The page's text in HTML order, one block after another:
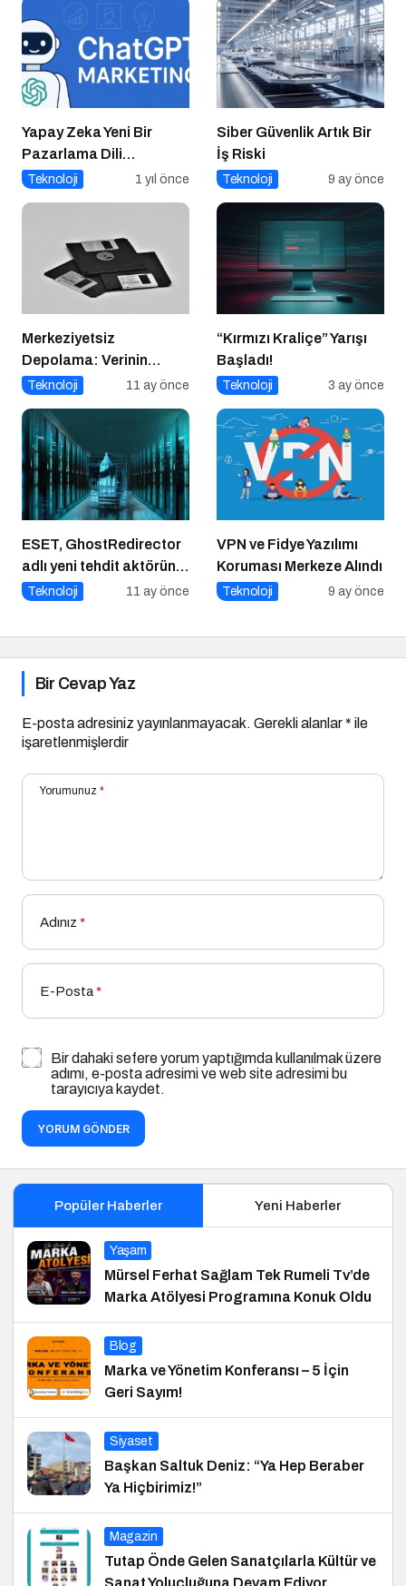
Yapay Zeka Yeni Bir
Pazarlama Dili
Konuşuyor:
Markalara Yönelik
Fırsatlar
Teknoloji 1 yıl önce
Siber Güvenlik Artık Bir
İş Riski
Teknoloji 9 ay önce
Merkeziyetsiz
Depolama: Verinin
Geleceği Web3 ile
Teknoloji 11 ay önce
“Kırmızı Kraliçe” Yarışı
Başladı!
Teknoloji 3 ay önce
ESET, GhostRedirector
adlı yeni tehdit aktörünü
keşfetti
Teknoloji 11 ay önce
VPN ve Fidye Yazılımı
Koruması Merkeze Alındı
Teknoloji 9 ay önce
Bir Cevap Yaz
E-posta adresiniz yayınlanmayacak. Gerekli alanlar* ile
işaretlenmişlerdir
Yorumunuz *
Adınız *
E-Posta*
Bir dahaki sefere yorum yaptığımda kullanılmak üzere
adımı, e-posta adresimi ve web site adresimi bu
tarayıcıya kaydet.
YORUM GÖNDER
Popüler Haberler Yeni Haberler
Yaşam
Mürsel Ferhat Sağlam Tek Rumeli Tv’de
Marka Atölyesi Programına Konuk Oldu
Blog
Marka ve Yönetim Konferansı – 5 İçin
Geri Sayım!
Siyaset
Başkan Saltuk Deniz: “Ya Hep Beraber
Ya Hiçbirimiz!”
Magazin
Tutap Önde Gelen Sanatçılarla Kültür ve